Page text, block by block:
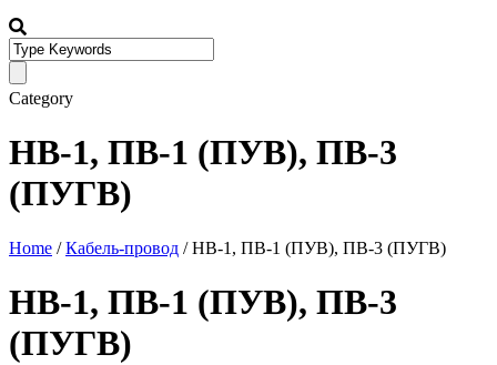
Category
НВ-1, ПВ-1 (ПУВ), ПВ-3
(ПУГВ)
Home /Кабель-провод / НВ-1, ПВ-1 (ПУВ), ПВ-3 (ПУГВ)
НВ-1, ПВ-1 (ПУВ), ПВ-3
(ПУГВ)